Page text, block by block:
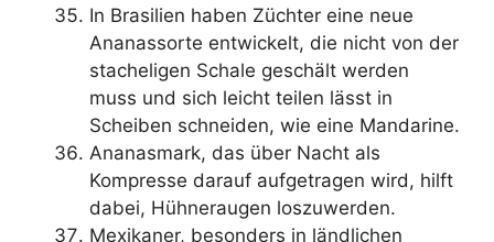
In Brasilien haben Züchter eine neue
Ananassorte entwickelt, die nicht von der
stacheligen Schale geschält werden
muss und sich leicht teilen lässt in
Scheiben schneiden, wie eine Mandarine.
Ananasmark, das über Nacht als
Kompresse darauf aufgetragen wird, hilft
dabei, Hühneraugen loszuwerden.
Mexikaner, besonders in ländlichen